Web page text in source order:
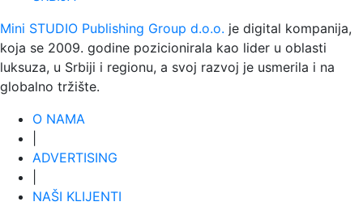
Mini STUDIO Publishing Group d.o.o. je digital kompanija,
koja se 2009. godine pozicionirala kao lider u oblasti
luksuza, u Srbiji i regionu, a svoj razvoj je usmerila i na
globalno tržište.
O NAMA
ADVERTISING
NAŠI KLIJENTI